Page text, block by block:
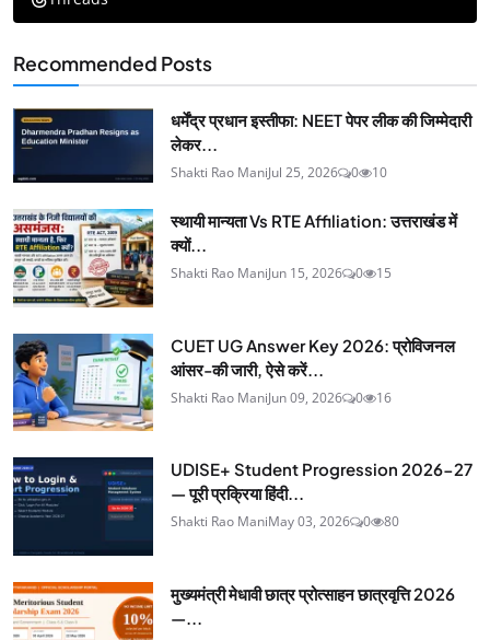
Recommended Posts
धर्मेंद्र प्रधान इस्तीफा: NEET पेपर लीक की जिम्मेदारी
लेकर...
Shakti Rao ManiJul 25, 2026 0 10
स्थायी मान्यता Vs RTE Affiliation: उत्तराखंड में
क्यों...
Shakti Rao ManiJun 15, 2026 0 15
CUET UG Answer Key 2026: प्रोविजनल
आंसर-की जारी, ऐसे करें...
Shakti Rao ManiJun 09, 2026 0 16
UDISE+ Student Progression 2026-27
— पूरी प्रक्रिया हिंदी...
Shakti Rao ManiMay 03, 2026 0 80
मुख्यमंत्री मेधावी छात्र प्रोत्साहन छात्रवृत्ति 2026
—...